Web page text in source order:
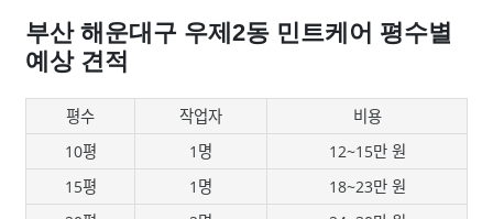
부산 해운대구 우제2동 민트케어 평수별
예상 견적
평수 작업자
비용
10평
1명
12~15만 원
15평
1명
18~23만 원